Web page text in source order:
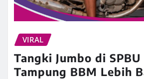
VIRAL
Tangki Jumbo di
Tampung BBM Lebih